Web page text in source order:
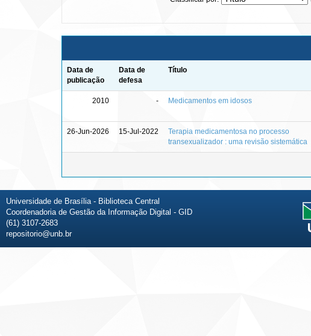
Data de
publicação
Data de
defesa
Título
2010 - Medicamentos em idosos
26-Jun-2026 15-Jul-2022
Terapia medicamentosa no processo
transexualizador : uma revisão sistemática
Universidade de Brasília - Biblioteca Central
Coordenadoria de Gestão da Informação Digital - GID
(61) 3107-2683
repositorio@unb.br